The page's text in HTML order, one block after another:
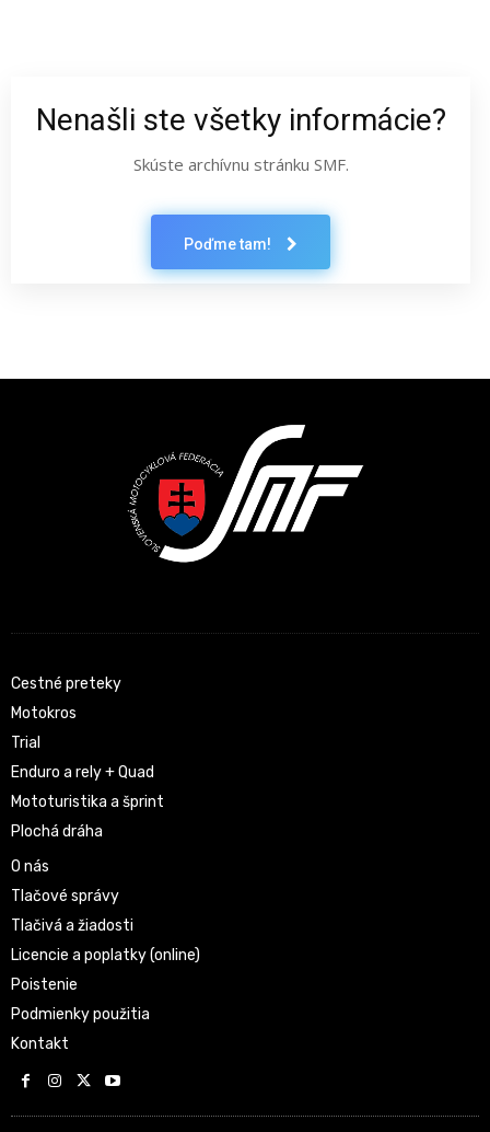
Nenašli ste všetky informácie?
Skúste archívnu stránku SMF.
Poďme tam!
Cestné preteky
Motokros
Trial
Enduro a rely + Quad
Mototuristika a šprint
Plochá dráha
O nás
Tlačové správy
Tlačivá a žiadosti
Licencie a poplatky (online)
Poistenie
Podmienky použitia
Kontakt